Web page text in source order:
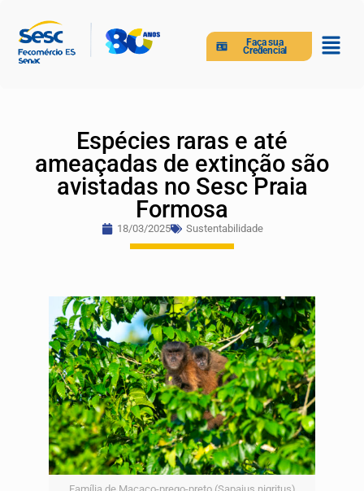
Faça sua
Credencial
Espécies raras e até
ameaçadas de extinção são
avistadas no Sesc Praia
Formosa
18/03/2025 Sustentabilidade